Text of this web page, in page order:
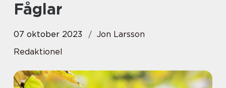
Fåglar
07 oktober 2023
Jon Larsson
Redaktionel